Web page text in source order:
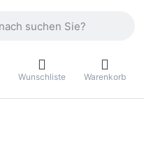
Wunschliste Warenkorb